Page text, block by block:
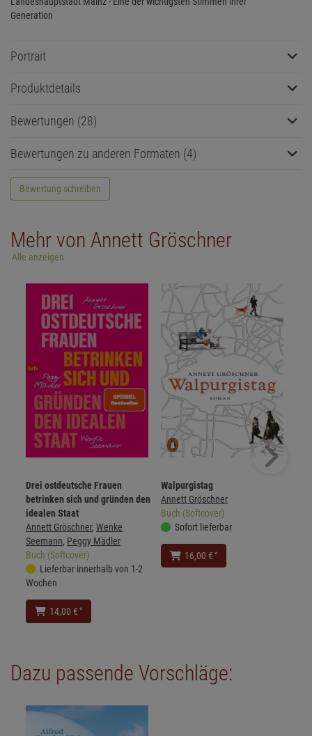
Generation
Portrait
Produktdetails
Bewertungen (28)
Bewertungen zu anderen Formaten (4)
Bewertung schreiben
Mehr von Annett Gröschner
Alle anzeigen
Drei ostdeutsche Frauen
betrinken sich und gründen den
idealen Staat
Annett Gröschner, Wenke
Seemann, Peggy Mädler
Buch (Softcover)
Lieferbar innerhalb von 1-2
Wochen
14,00 € *
Walpurgistag
Annett Gröschner
Buch (Softcover)
Sofort lieferbar
16,00 € *
Dazu passende Vorschläge: